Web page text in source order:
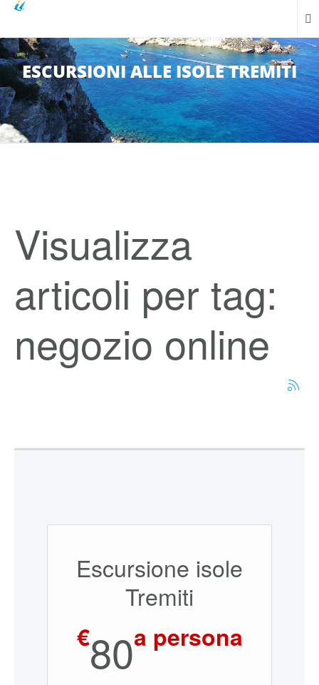
ESCURSIONI ALLE ISOLE TREMITI
Visualizza
articoli per tag:
negozio online
Escursione isole
Tremiti
€80a persona